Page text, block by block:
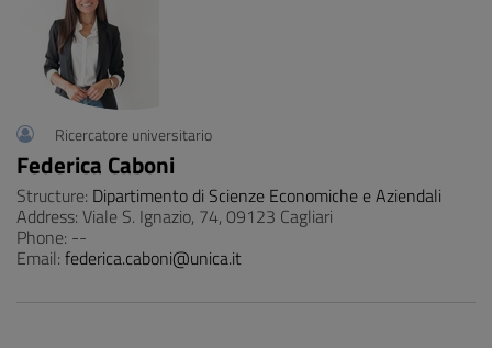
Ricercatore universitario
Federica Caboni
Structure: Dipartimento di Scienze Economiche e Aziendali
Address: Viale S. Ignazio, 74, 09123 Cagliari
Phone: --
Email: federica.caboni@unica.it